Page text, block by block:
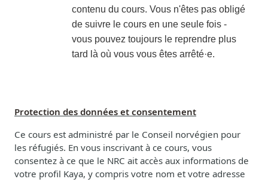
contenu du cours. Vous n'êtes pas obligé
de suivre le cours en une seule fois -
vous pouvez toujours le reprendre plus
tard là où vous vous êtes arrêté·e.
Protection des données et consentement
Ce cours est administré par le Conseil norvégien pour
les réfugiés. En vous inscrivant à ce cours, vous
consentez à ce que le NRC ait accès aux informations de
votre profil Kaya, y compris votre nom et votre adresse